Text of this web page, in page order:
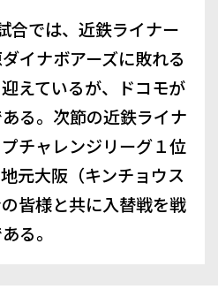
合では、近鉄ライナー
イナボアーズに敗れる
えているが、ドコモが
る。次節の近鉄ライナ
チャレンジリーグ１位
元大阪（キンチョウス
皆様と共に入替戦を戦
る。